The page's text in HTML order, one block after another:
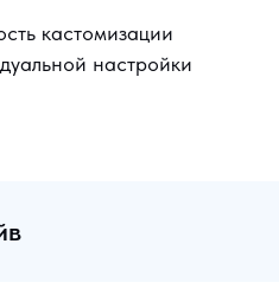
кастомизации
настройки